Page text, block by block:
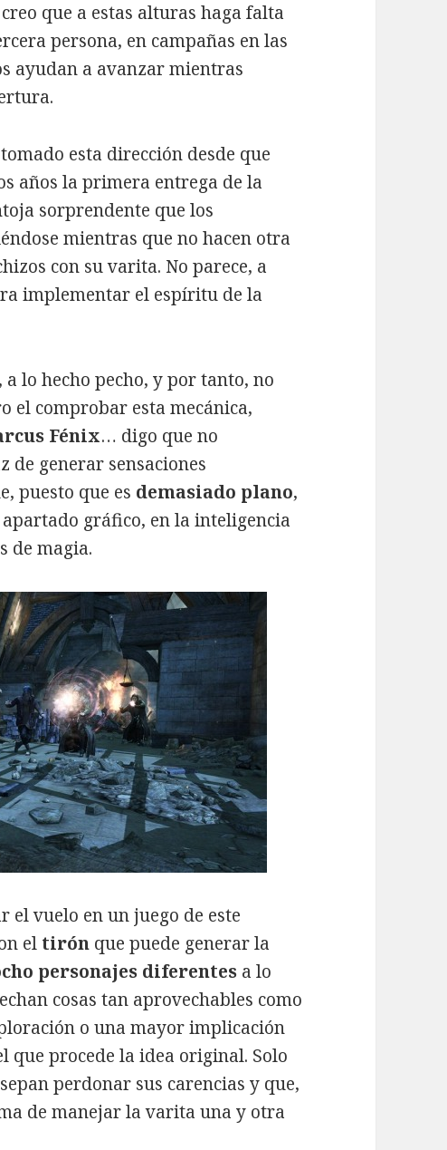
que a estas alturas haga falta
persona, en campañas en las
ayudan a avanzar mientras
esta dirección desde que
años la primera entrega de la
sorprendente que los
mientras que no hacen otra
con su varita. No parece, a
implementar el espíritu de la
lo hecho pecho, y por tanto, no
comprobar esta mecánica,
Fénix… digo que no
generar sensaciones
puesto que es demasiado plano,
apartado gráfico, en la inteligencia
de magia.
el vuelo en un juego de este
el tirón que puede generar la
personajes diferentes a lo
cosas tan aprovechables como
o una mayor implicación
procede la idea original. Solo
perdonar sus carencias y que,
de manejar la varita una y otra